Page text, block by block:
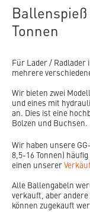
Tonnen
Für Lader / Radlader
mehrere
Wir bieten zwei
und eines mit
an. Dies ist eine
Bolzen und Buchsen.
Wir haben unsere
8,5-16 Tonnen)
einen unserer
Alle Ballengabeln
verkauft, aber
können zugekauft